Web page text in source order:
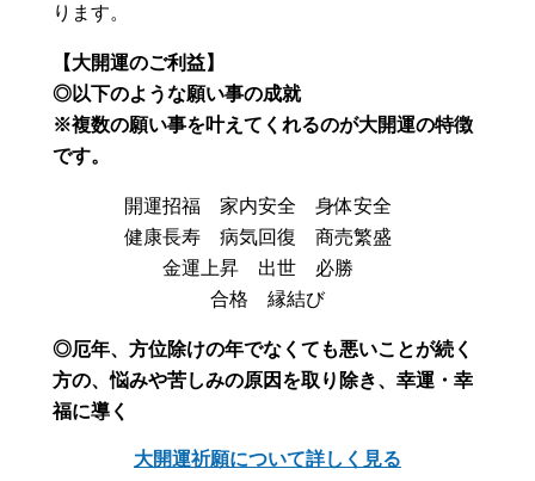
ります。
【大開運のご利益】
◎以下のような願い事の成就
※複数の願い事を叶えてくれるのが大開運の特徴
です。
開運招福 家内安全 身体安全
健康長寿 病気回復 商売繁盛
金運上昇 出世 必勝
合格 縁結び
◎厄年、方位除けの年でなくても悪いことが続く
方の、悩みや苦しみの原因を取り除き、幸運・幸
福に導く
大開運祈願について詳しく見る